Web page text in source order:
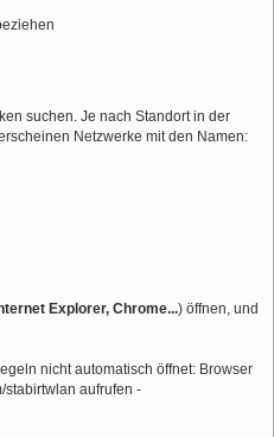
suchen. Je nach Standort in der
Netzwerke mit den Namen:
Explorer, Chrome...) öffnen, und
nicht automatisch öffnet: Browser
stabirtwlan aufrufen -